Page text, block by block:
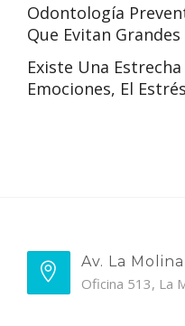
Odontología
Que Evitan
Existe Una
Emociones, El
Av. La
Oficina 513, La